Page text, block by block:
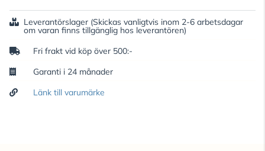
Leverantörslager (Skickas vanligtvis inom 2-6 arbetsdagar
om varan finns tillgänglig hos leverantören)
Fri frakt vid köp över 500:-
Garanti i 24 månader
Länk till varumärke